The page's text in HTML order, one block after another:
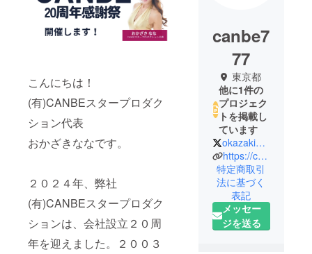
こんにちは！
(有)CANBEスタープロダク
ション代表
おかざきななです。
２０２４年、弊社
(有)CANBEスタープロダク
ションは、会社設立２０周
年を迎えました。２００３
canbe7
77
東京都
他に1件の
プロジェク
トを掲載し
ています
okazaki_nana
https://canbe-star.co.jp/
特定商取引
法に基づく
表記
メッセー
ジを送る